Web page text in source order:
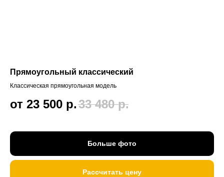
Прямоугольный классический
Классическая прямоугольная модель
от 23 500 р.33 480 р.
Больше фото
Рассчитать цену